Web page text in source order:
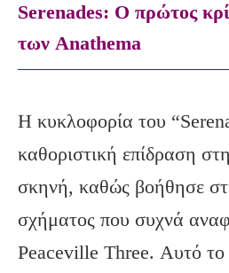
Serenades: O πρώτος
των Anathema
Η κυκλοφορία του
καθοριστική επίδραση
σκηνή, καθώς βοήθησε
σχήματος που συχνά
Peaceville Three. Αυτό το